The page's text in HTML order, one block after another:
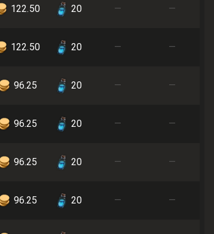
122.50 20 — —
122.50 20 — —
96.25 20 — —
96.25 20 — —
96.25 20 — —
96.25 20 — —